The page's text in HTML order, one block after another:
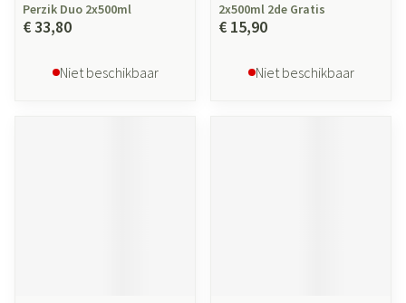
Perzik Duo 2x500ml
€ 33,80
Niet beschikbaar
2x500ml 2de Gratis
€ 15,90
Niet beschikbaar